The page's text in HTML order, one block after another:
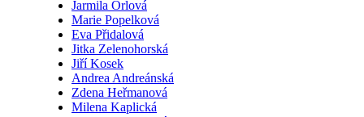
Jarmila Orlová
Marie Popelková
Eva Přidalová
Jitka Zelenohorská
Jiří Kosek
Andrea Andreánská
Zdena Heřmanová
Milena Kaplická